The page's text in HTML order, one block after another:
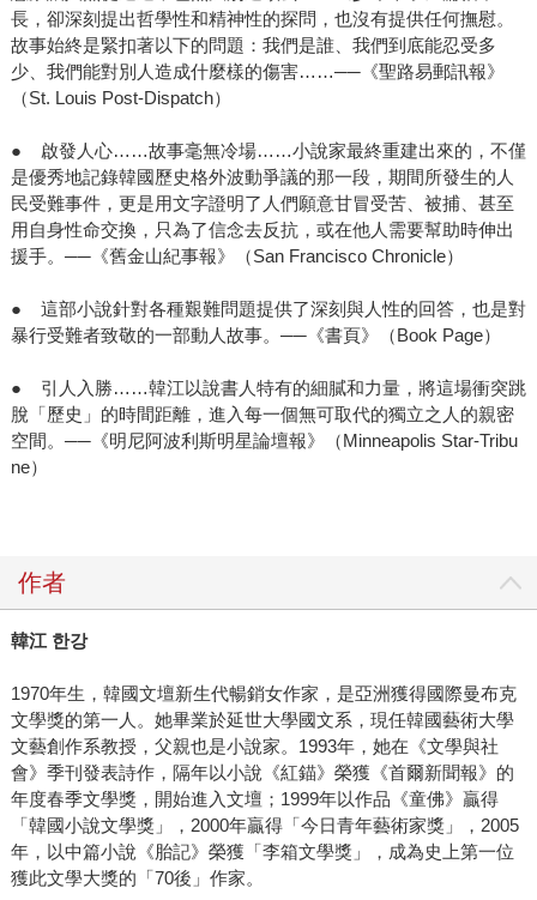
長，卻深刻提出哲學性和精神性的探問，也沒有提供任何撫慰。
故事始終是緊扣著以下的問題：我們是誰、我們到底能忍受多
少、我們能對別人造成什麼樣的傷害……──《聖路易郵訊報》
（St. Louis Post-Dispatch）
● 啟發人心……故事毫無冷場……小說家最終重建出來的，不僅
是優秀地記錄韓國歷史格外波動爭議的那一段，期間所發生的人
民受難事件，更是用文字證明了人們願意甘冒受苦、被捕、甚至
用自身性命交換，只為了信念去反抗，或在他人需要幫助時伸出
援手。──《舊金山紀事報》（San Francisco Chronicle）
● 這部小說針對各種艱難問題提供了深刻與人性的回答，也是對
暴行受難者致敬的一部動人故事。──《書頁》（Book Page）
● 引人入勝……韓江以說書人特有的細膩和力量，將這場衝突跳
脫「歷史」的時間距離，進入每一個無可取代的獨立之人的親密
空間。──《明尼阿波利斯明星論壇報》（Minneapolis Star-Tribu
ne）
作者
韓江 한강
1970年生，韓國文壇新生代暢銷女作家，是亞洲獲得國際曼布克
文學獎的第一人。她畢業於延世大學國文系，現任韓國藝術大學
文藝創作系教授，父親也是小說家。1993年，她在《文學與社
會》季刊發表詩作，隔年以小說《紅錨》榮獲《首爾新聞報》的
年度春季文學獎，開始進入文壇；1999年以作品《童佛》贏得
「韓國小說文學獎」，2000年贏得「今日青年藝術家獎」，2005
年，以中篇小說《胎記》榮獲「李箱文學獎」，成為史上第一位
獲此文學大獎的「70後」作家。